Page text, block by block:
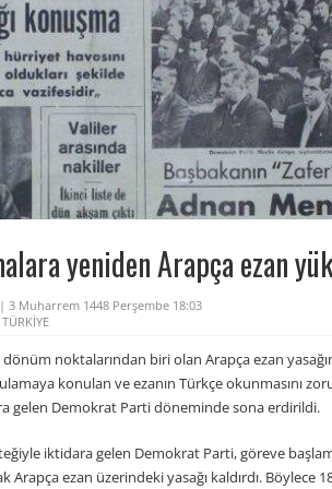
yeniden Arapça ezan
3 Muharrem 1448 Perşembe 18:03
TÜRKİYE
noktalarından biri olan Arapça ezan
konulan ve ezanın Türkçe okunmasını
gelen Demokrat Parti döneminde sona erdirildi.
iktidara gelen Demokrat Parti, göreve
Arapça ezan üzerindeki yasağı kaldırdı. Böylece